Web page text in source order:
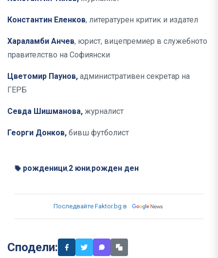
Константин Еленков, литературен критик и издател
Хараламби Анчев, юрист, вицепремиер в служебното
правителство на Софиянски
Цветомир Паунов, административен секретар на
ГЕРБ
Севда Шишманова, журналист
Георги Донков, бивш футболист
рожденици,2 юни,рожден ден
Последвайте Faktor.bg в
Сподели: